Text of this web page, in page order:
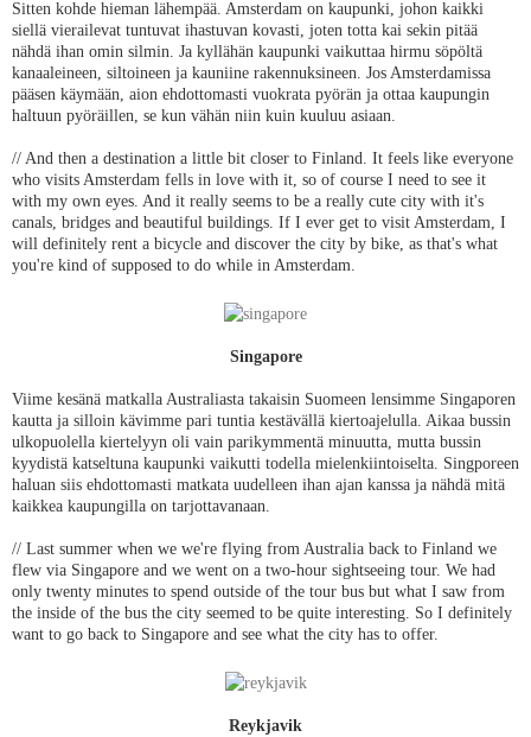
Sitten kohde hieman lähempää. Amsterdam on kaupunki, johon kaikki
siellä vierailevat tuntuvat ihastuvan kovasti, joten totta kai sekin pitää
nähdä ihan omin silmin. Ja kyllähän kaupunki vaikuttaa hirmu söpöltä
kanaaleineen, siltoineen ja kauniine rakennuksineen. Jos Amsterdamissa
pääsen käymään, aion ehdottomasti vuokrata pyörän ja ottaa kaupungin
haltuun pyöräillen, se kun vähän niin kuin kuuluu asiaan.
// And then a destination a little bit closer to Finland. It feels like everyone
who visits Amsterdam fells in love with it, so of course I need to see it
with my own eyes. And it really seems to be a really cute city with it's
canals, bridges and beautiful buildings. If I ever get to visit Amsterdam, I
will definitely rent a bicycle and discover the city by bike, as that's what
you're kind of supposed to do while in Amsterdam.
Singapore
Viime kesänä matkalla Australiasta takaisin Suomeen lensimme Singaporen
kautta ja silloin kävimme pari tuntia kestävällä kiertoajelulla. Aikaa bussin
ulkopuolella kiertelyyn oli vain parikymmentä minuutta, mutta bussin
kyydistä katseltuna kaupunki vaikutti todella mielenkiintoiselta. Singporeen
haluan siis ehdottomasti matkata uudelleen ihan ajan kanssa ja nähdä mitä
kaikkea kaupungilla on tarjottavanaan.
// Last summer when we we're flying from Australia back to Finland we
flew via Singapore and we went on a two-hour sightseeing tour. We had
only twenty minutes to spend outside of the tour bus but what I saw from
the inside of the bus the city seemed to be quite interesting. So I definitely
want to go back to Singapore and see what the city has to offer.
Reykjavik